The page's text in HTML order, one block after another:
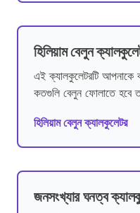
হিলিয়াম বেলুন
এই ক্যালকুলেটরটি আপনাকে
কতগুলি বেলুন ফোলাতে হবে
হিলিয়াম বেলুন ক্যালকুলেটর
জনসংখ্যার ঘনত্ব